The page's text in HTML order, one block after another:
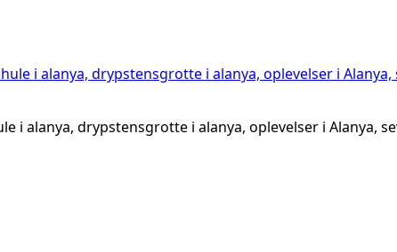
i alanya, drypstensgrotte i alanya, oplevelser i